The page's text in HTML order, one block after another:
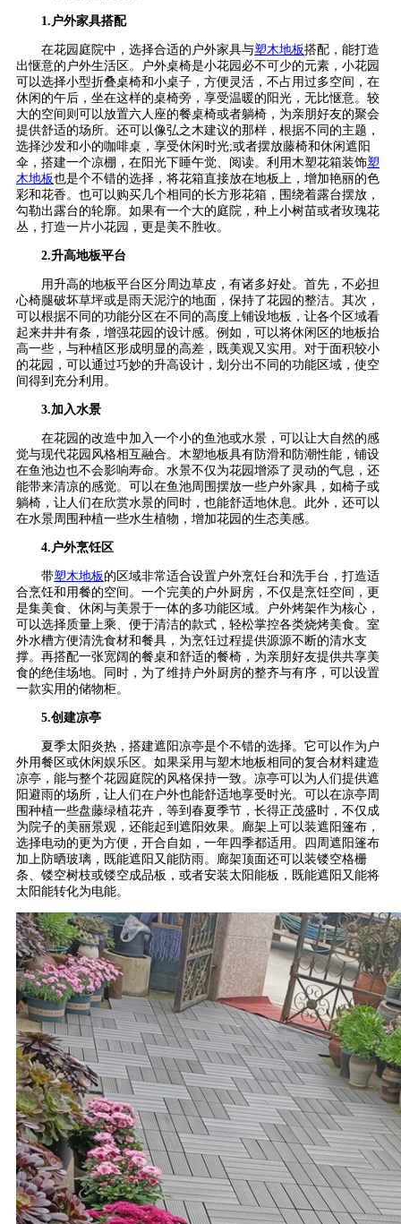
1.户外家具搭配
在花园庭院中，选择合适的户外家具与塑木地板搭配，能打造
出惬意的户外生活区。户外桌椅是小花园必不可少的元素，小花园
可以选择小型折叠桌椅和小桌子，方便灵活，不占用过多空间，在
休闲的午后，坐在这样的桌椅旁，享受温暖的阳光，无比惬意。较
大的空间则可以放置六人座的餐桌椅或者躺椅，为亲朋好友的聚会
提供舒适的场所。还可以像弘之木建议的那样，根据不同的主题，
选择沙发和小的咖啡桌，享受休闲时光;或者摆放藤椅和休闲遮阳
伞，搭建一个凉棚，在阳光下睡午觉、阅读。利用木塑花箱装饰塑
木地板也是个不错的选择，将花箱直接放在地板上，增加艳丽的色
彩和花香。也可以购买几个相同的长方形花箱，围绕着露台摆放，
勾勒出露台的轮廓。如果有一个大的庭院，种上小树苗或者玫瑰花
丛，打造一片小花园，更是美不胜收。
2.升高地板平台
用升高的地板平台区分周边草皮，有诸多好处。首先，不必担
心椅腿破坏草坪或是雨天泥泞的地面，保持了花园的整洁。其次，
可以根据不同的功能分区在不同的高度上铺设地板，让各个区域看
起来井井有条，增强花园的设计感。例如，可以将休闲区的地板抬
高一些，与种植区形成明显的高差，既美观又实用。对于面积较小
的花园，可以通过巧妙的升高设计，划分出不同的功能区域，使空
间得到充分利用。
3.加入水景
在花园的改造中加入一个小的鱼池或水景，可以让大自然的感
觉与现代花园风格相互融合。木塑地板具有防滑和防潮性能，铺设
在鱼池边也不会影响寿命。水景不仅为花园增添了灵动的气息，还
能带来清凉的感觉。可以在鱼池周围摆放一些户外家具，如椅子或
躺椅，让人们在欣赏水景的同时，也能舒适地休息。此外，还可以
在水景周围种植一些水生植物，增加花园的生态美感。
4.户外烹饪区
带塑木地板 的区域非常适合设置户外烹饪台和洗手台，打造适
合烹饪和用餐的空间。一个完美的户外厨房，不仅是烹饪空间，更
是集美食、休闲与美景于一体的多功能区域。户外烤架作为核心，
可以选择质量上乘、便于清洁的款式，轻松掌控各类烧烤美食。室
外水槽方便清洗食材和餐具，为烹饪过程提供源源不断的清水支
撑。再搭配一张宽阔的餐桌和舒适的餐椅，为亲朋好友提供共享美
食的绝佳场地。同时，为了维持户外厨房的整齐与有序，可以设置
一款实用的储物柜。
5.创建凉亭
夏季太阳炎热，搭建遮阳凉亭是个不错的选择。它可以作为户
外用餐区或休闲娱乐区。如果采用与塑木地板相同的复合材料建造
凉亭，能与整个花园庭院的风格保持一致。凉亭可以为人们提供遮
阳避雨的场所，让人们在户外也能舒适地享受时光。可以在凉亭周
围种植一些盘藤绿植花卉，等到春夏季节，长得正茂盛时，不仅成
为院子的美丽景观，还能起到遮阳效果。廊架上可以装遮阳篷布，
选择电动的更为方便，开合自如，一年四季都适用。四周遮阳篷布
加上防晒玻璃，既能遮阳又能防雨。廊架顶面还可以装镂空格栅
条、镂空树枝或镂空成品板，或者安装太阳能板，既能遮阳又能将
太阳能转化为电能。